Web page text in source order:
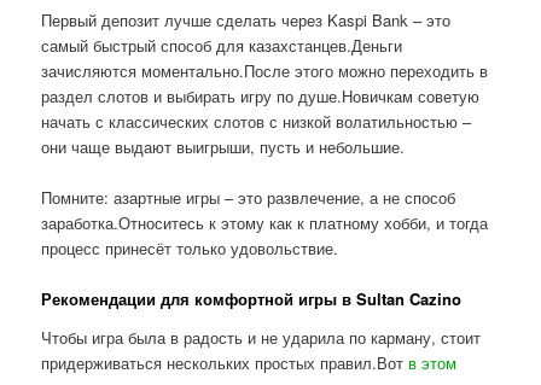
Первый депозит лучше сделать через Kaspi Bank – это
самый быстрый способ для казахстанцев.Деньги
зачисляются моментально.После этого можно переходить в
раздел слотов и выбирать игру по душе.Новичкам советую
начать с классических слотов с низкой волатильностью –
они чаще выдают выигрыши, пусть и небольшие.
Помните: азартные игры – это развлечение, а не способ
заработка.Относитесь к этому как к платному хобби, и тогда
процесс принесёт только удовольствие.
Рекомендации для комфортной игры в Sultan Cazino
Чтобы игра была в радость и не ударила по карману, стоит
придерживаться нескольких простых правил.Вотв этом